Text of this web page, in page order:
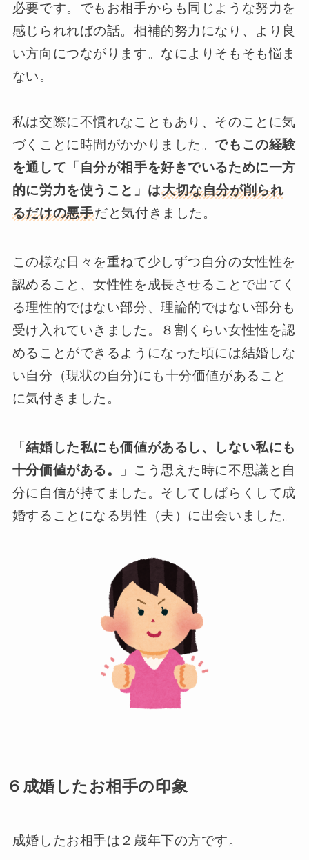
必要です。でもお相手からも同じような努力を
感じられればの話。相補的努力になり、より良
い方向につながります。なによりそもそも悩ま
ない。
私は交際に不慣れなこともあり、そのことに気
づくことに時間がかかりました。 でもこの経験
を通して「自分が相手を好きでいるために一方
的に労力を使うこと」は大切な自分が削られ
るだけの悪手だと気付きました。
この様な日々を重ねて少しずつ自分の女性性を
認めること、女性性を成長させることで出てく
る理性的ではない部分、理論的ではない部分も
受け入れていきました。８割くらい女性性を認
めることができるようになった頃には結婚しな
い自分（現状の自分)にも十分価値があること
に気付きました。
「結婚した私にも価値があるし、しない私にも
十分価値がある。
」こう思えた時に不思議と自
分に自信が持てました。そしてしばらくして成
婚することになる男性（夫）に出会いました。
６成婚したお相手の印象
成婚したお相手は２歳年下の方です。